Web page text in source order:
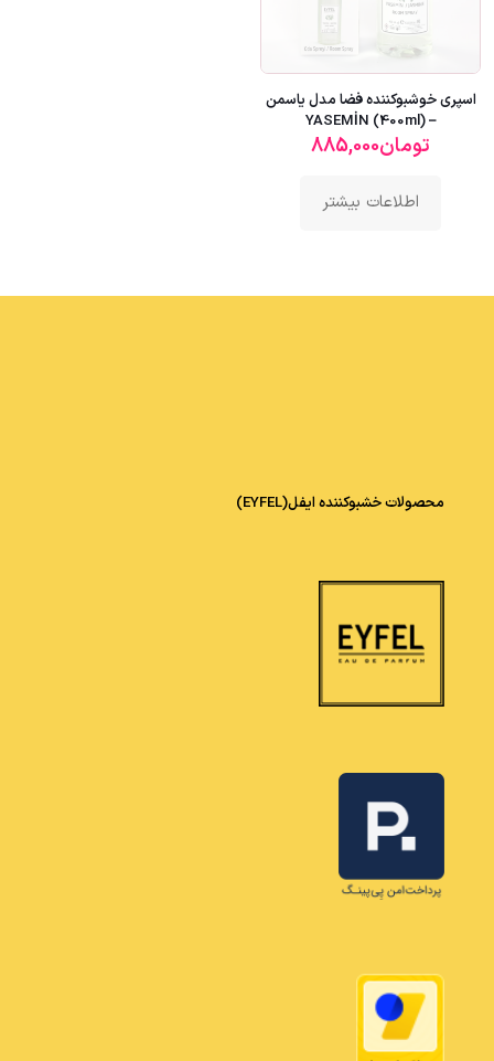
اسپری خوشبوکننده فضا مدل یاسمن
– YASEMİN (400ml)
تومان885,000
اطلاعات بیشتر
محصولات خشبوکننده ایفل(EYFEL)